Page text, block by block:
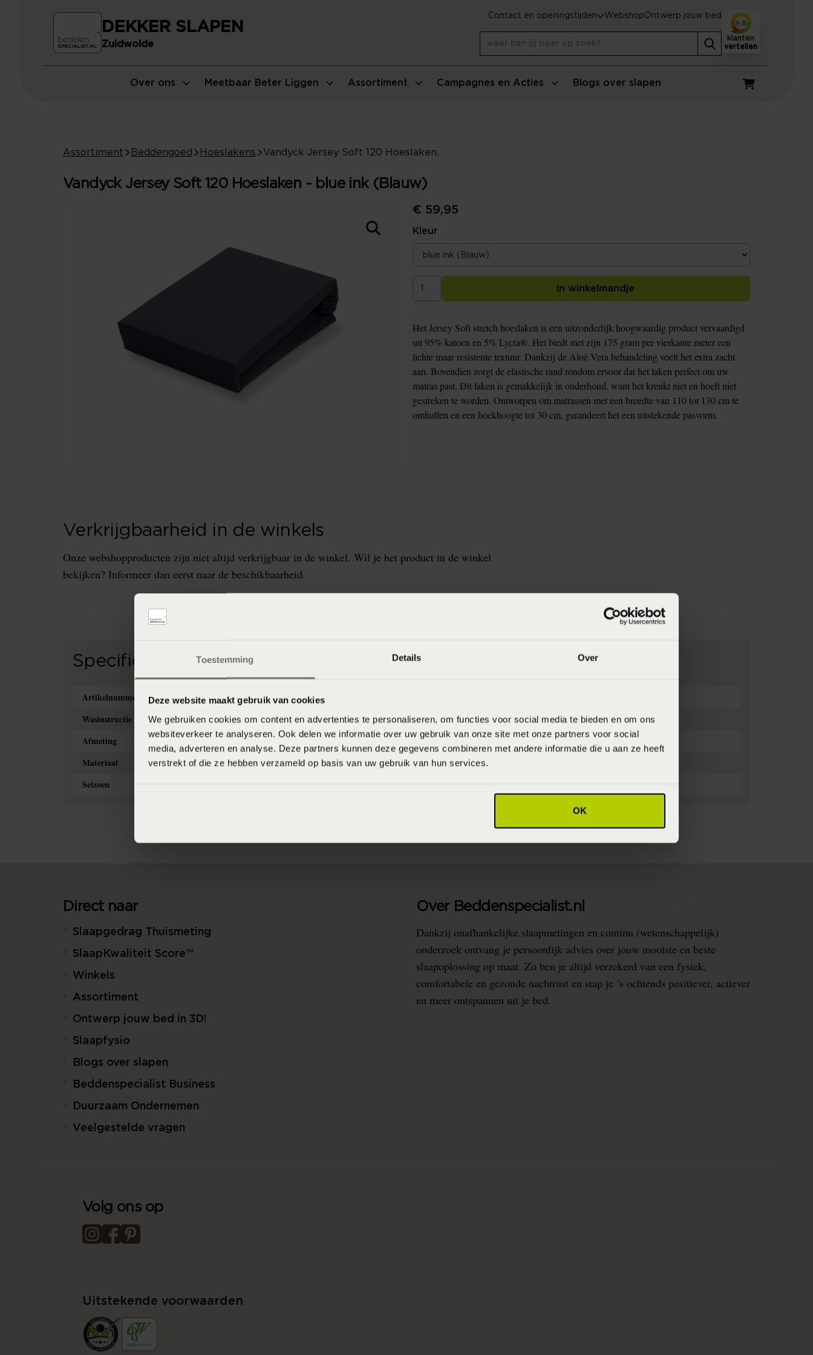
Toestemming Details Over
Deze website maakt gebruik van cookies
We gebruiken cookies om content en advertenties te personaliseren, om functies voor social media te bieden en om ons
websiteverkeer te analyseren. Ook delen we informatie over uw gebruik van onze site met onze partners voor social
media, adverteren en analyse. Deze partners kunnen deze gegevens combineren met andere informatie die u aan ze heeft
verstrekt of die ze hebben verzameld op basis van uw gebruik van hun services.
OK
Over ons Meetbaar Beter Liggen Assortiment Campagnes en Acties Blogs over slapen
Winkelwagen
DEKKER SLAPEN
Zuidwolde
Contact en openingstijden WebshopOntwerp jouw bed
9,8
klanten
vertellen
Assortiment Beddengoed Hoeslakens
Vandyck Jersey Soft 120 Hoeslaken - blue ink (Blauw)
€ 59,95
Kleur
in winkelmandje
Het Jersey Soft stretch hoeslaken is een uitzonderlijk hoogwaardig product vervaardigd
uit 95% katoen en 5% Lycra®. Het biedt met zijn 175 gram per vierkante meter een
lichte maar resistente textuur. Dankzij de Aloë Vera behandeling voelt het extra zacht
aan. Bovendien zorgt de elastische rand rondom ervoor dat het laken perfect om uw
matras past. Dit laken is gemakkelijk in onderhoud, want het kreukt niet en hoeft niet
gestreken te worden. Ontworpen om matrassen met een breedte van 110 tot 130 cm te
omhullen en een hoekhoogte tot 30 cm, garandeert het een uitstekende pasvorm.
Verkrijgbaarheid in de winkels
Onze webshopproducten zijn niet altijd verkrijgbaar in de winkel. Wil je het product in de winkel
bekijken? Informeer dan eerst naar de beschikbaarheid.
Specificaties
Artikelnummer 8718471511025
Wasinstructie Wasvoorschrift: wassen op 40°C of 60°C
Afmeting 2-persoons 110-130 x 200-220 (110-130 x 200-220 cm)
Materiaal 95% katoen 5% Lycra ® (Katoen)
Seizoen
Direct naar
Slaapgedrag Thuismeting
SlaapKwaliteit Score™
Winkels
Assortiment
Ontwerp jouw bed in 3D!
Slaapfysio
Blogs over slapen
Beddenspecialist Business
Duurzaam Ondernemen
Veelgestelde vragen
Over Beddenspecialist.nl
Dankzij onafhankelijke slaapmetingen en continu (wetenschappelijk)
onderzoek ontvang je persoonlijk advies over jouw mooiste en beste
slaapoplossing op maat. Zo ben je altijd verzekerd van een fysiek,
comfortabele en gezonde nachtrust en stap je ’s ochtends positiever, actiever
en meer ontspannen uit je bed.
Volg ons op
Uitstekende voorwaarden